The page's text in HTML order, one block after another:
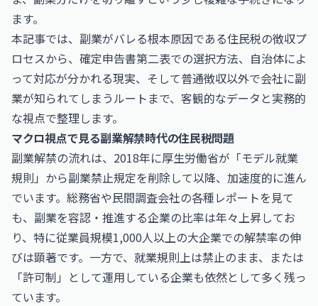
ます。
本記事では、副業がバレる根本原因である住民税の徴収プ
ロセスから、確定申告書第二表での選択方法、自治体によ
って対応が分かれる現実、そして普通徴収以外で会社に副
業が知られてしまうルートまで、客観的なデータと実務的
な視点で整理します。
マクロ視点で見る副業解禁時代の住民税問題
副業解禁の流れは、2018年に厚生労働省が「モデル就業
規則」から副業禁止規定を削除して以降、加速度的に進ん
でいます。総務省や民間調査会社の各種レポートを見て
も、副業を容認・推進する企業の比率は年々上昇してお
り、特に従業員規模1,000人以上の大企業での解禁率の伸
びは顕著です。一方で、就業規則上は禁止のまま、または
「許可制」として運用している企業も依然として多く残っ
ています。